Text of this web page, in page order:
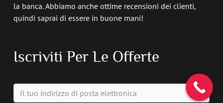
la banca. Abbiamo anche ottime recensioni dei clienti,
quindi saprai di essere in buone mani!
Iscriviti Per Le Offerte